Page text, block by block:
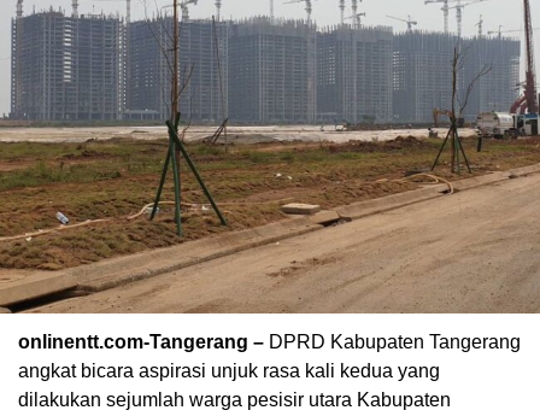
onlinentt.com-Tangerang – DPRD Kabupaten Tangerang
angkat bicara aspirasi unjuk rasa kali kedua yang
dilakukan sejumlah warga pesisir utara Kabupaten